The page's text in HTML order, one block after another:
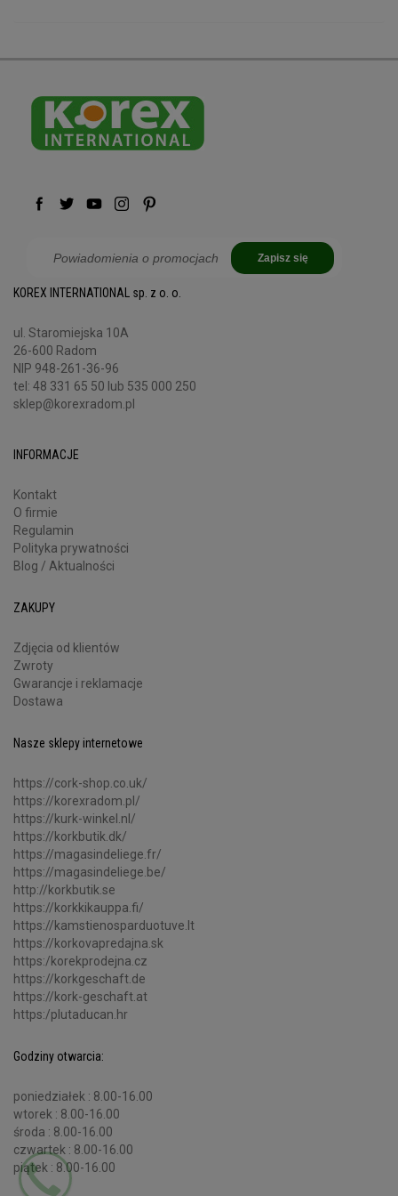
Zapisz się
KOREX INTERNATIONAL sp. z o. o.
ul. Staromiejska 10A
26-600 Radom
NIP 948-261-36-96
tel: 48 331 65 50 lub 535 000 250
sklep@korexradom.pl
INFORMACJE
Kontakt
O firmie
Regulamin
Polityka prywatności
Blog / Aktualności
ZAKUPY
Zdjęcia od klientów
Zwroty
Gwarancje i reklamacje
Dostawa
Nasze sklepy internetowe
https://cork-shop.co.uk/
https://korexradom.pl/
https://kurk-winkel.nl/
https://korkbutik.dk/
https://magasindeliege.fr/
https://magasindeliege.be/
http://korkbutik.se
https://korkkikauppa.fi/
https://kamstienosparduotuve.lt
https://korkovapredajna.sk
https:/korekprodejna.cz
https://korkgeschaft.de
https://kork-geschaft.at
https:/plutaducan.hr
Godziny otwarcia:
poniedziałek : 8.00-16.00
wtorek : 8.00-16.00
środa : 8.00-16.00
czwartek : 8.00-16.00
piątek : 8.00-16.00